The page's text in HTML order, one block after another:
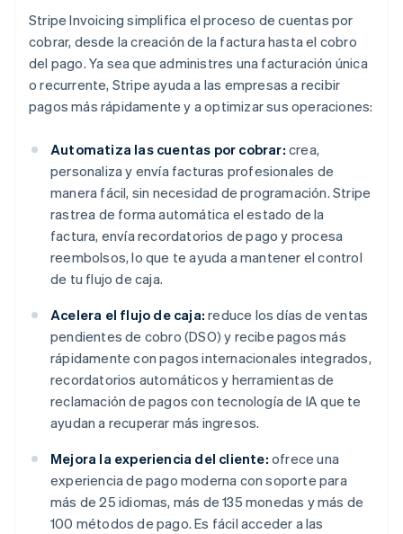
Stripe Invoicing simplifica el proceso de cuentas por
cobrar, desde la creación de la factura hasta el cobro
del pago. Ya sea que administres una facturación única
o recurrente, Stripe ayuda a las empresas a recibir
pagos más rápidamente y a optimizar sus operaciones:
Automatiza las cuentas por cobrar: crea,
personaliza y envía facturas profesionales de
manera fácil, sin necesidad de programación. Stripe
rastrea de forma automática el estado de la
factura, envía recordatorios de pago y procesa
reembolsos, lo que te ayuda a mantener el control
de tu flujo de caja.
Acelera el flujo de caja: reduce los días de ventas
pendientes de cobro (DSO) y recibe pagos más
rápidamente con pagos internacionales integrados,
recordatorios automáticos y herramientas de
reclamación de pagos con tecnología de IA que te
ayudan a recuperar más ingresos.
Mejora la experiencia del cliente: ofrece una
experiencia de pago moderna con soporte para
más de 25 idiomas, más de 135 monedas y más de
100 métodos de pago. Es fácil acceder a las